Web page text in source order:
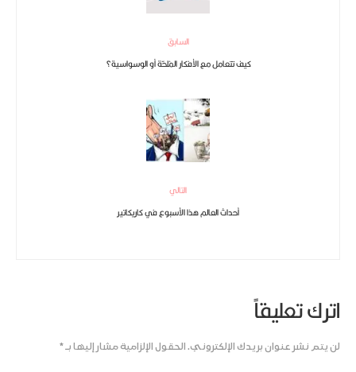
السابق
كيف تتعامل مع الأفكار المُلحّة أو الوسواسية؟
التالي
أحداث العالم هذا الأسبوع في كاريكاتير
اترك تعليقاً
لن يتم نشر عنوان بريدك الإلكتروني. الحقول الإلزامية مشار إليها بـ*